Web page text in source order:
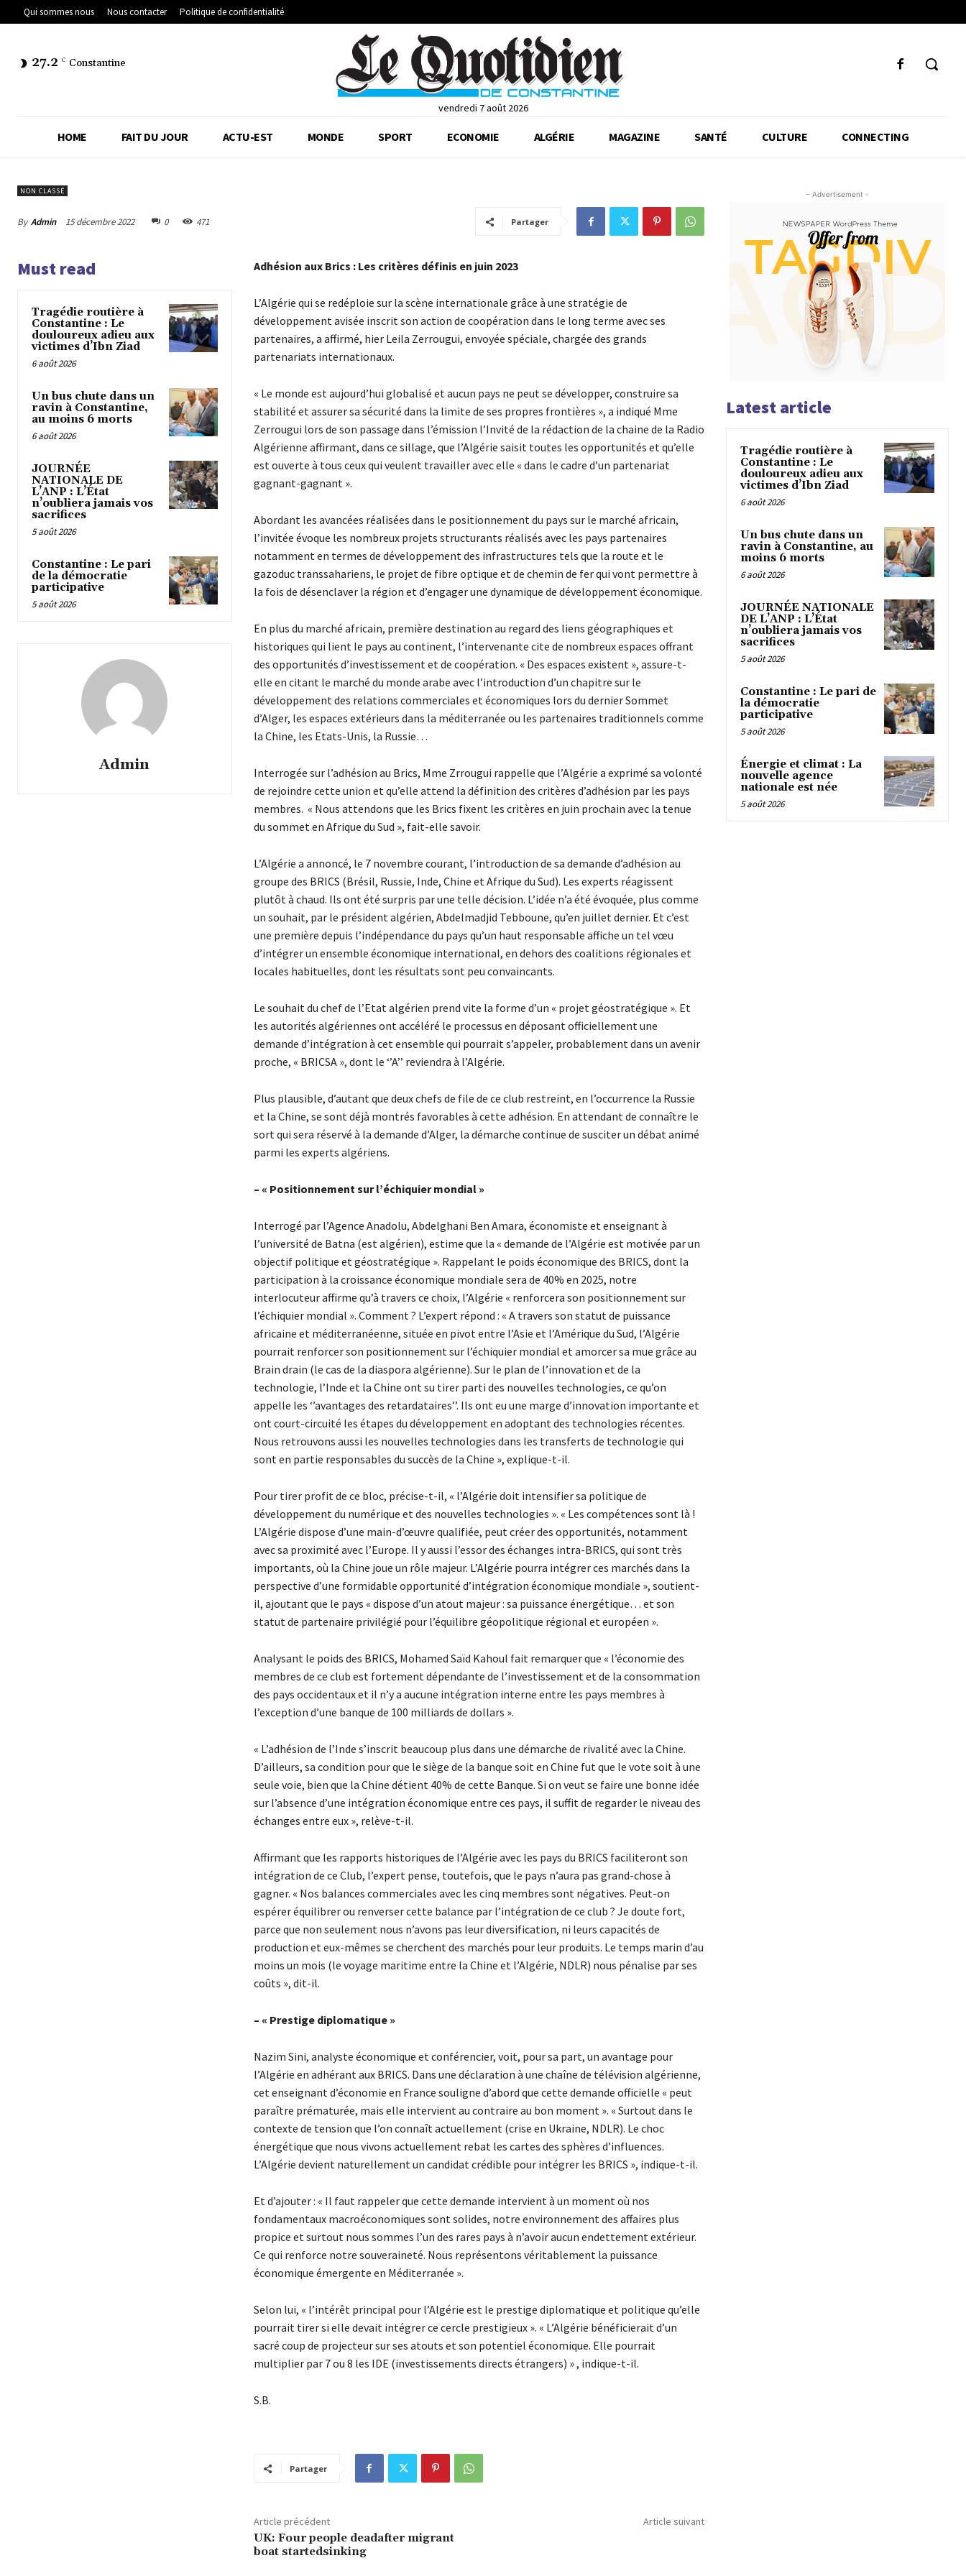
Qui sommes nous Nous contacter Politique de confidentialité
27.2 C Constantine
vendredi 7 août 2026
HOME FAIT DU JOUR ACTU-EST MONDE SPORT ECONOMIE ALGÉRIE MAGAZINE SANTÉ CULTURE CONNECTING
NON CLASSÉ
By Admin 15 décembre 2022 0 471 Partager
Must read
Tragédie routière à
Constantine : Le
douloureux adieu aux
victimes d’Ibn Ziad
6 août 2026
Un bus chute dans un
ravin à Constantine,
au moins 6 morts
6 août 2026
JOURNÉE
NATIONALE DE
L’ANP : L’État
n’oubliera jamais vos
sacrifices
5 août 2026
Constantine : Le pari
de la démocratie
participative
5 août 2026
Admin
Adhésion aux Brics : Les critères définis en juin 2023
L’Algérie qui se redéploie sur la scène internationale grâce à une stratégie de
développement avisée inscrit son action de coopération dans le long terme avec ses
partenaires, a affirmé, hier Leila Zerrougui, envoyée spéciale, chargée des grands
partenariats internationaux.
« Le monde est aujourd’hui globalisé et aucun pays ne peut se développer, construire sa
stabilité et assurer sa sécurité dans la limite de ses propres frontières », a indiqué Mme
Zerrougui lors de son passage dans l’émission l’Invité de la rédaction de la chaine de la Radio
Algérienne affirmant, dans ce sillage, que l’Algérie saisit toutes les opportunités et qu’elle
est ouverte à tous ceux qui veulent travailler avec elle « dans le cadre d’un partenariat
gagnant-gagnant ».
Abordant les avancées réalisées dans le positionnement du pays sur le marché africain,
l’invitée évoque les nombreux projets structurants réalisés avec les pays partenaires
notamment en termes de développement des infrastructures tels que la route et le
gazoduc transsahariens, le projet de fibre optique et de chemin de fer qui vont permettre à
la fois de désenclaver la région et d’engager une dynamique de développement économique.
En plus du marché africain, première destination au regard des liens géographiques et
historiques qui lient le pays au continent, l’intervenante cite de nombreux espaces offrant
des opportunités d’investissement et de coopération. « Des espaces existent », assure-t-
elle en citant le marché du monde arabe avec l’introduction d’un chapitre sur le
développement des relations commerciales et économiques lors du dernier Sommet
d’Alger, les espaces extérieurs dans la méditerranée ou les partenaires traditionnels comme
la Chine, les Etats-Unis, la Russie…
Interrogée sur l’adhésion au Brics, Mme Zrrougui rappelle que l’Algérie a exprimé sa volonté
de rejoindre cette union et qu’elle attend la définition des critères d’adhésion par les pays
membres. « Nous attendons que les Brics fixent les critères en juin prochain avec la tenue
du sommet en Afrique du Sud », fait-elle savoir.
L’Algérie a annoncé, le 7 novembre courant, l’introduction de sa demande d’adhésion au
groupe des BRICS (Brésil, Russie, Inde, Chine et Afrique du Sud). Les experts réagissent
plutôt à chaud. Ils ont été surpris par une telle décision. L’idée n’a été évoquée, plus comme
un souhait, par le président algérien, Abdelmadjid Tebboune, qu’en juillet dernier. Et c’est
une première depuis l’indépendance du pays qu’un haut responsable affiche un tel vœu
d’intégrer un ensemble économique international, en dehors des coalitions régionales et
locales habituelles, dont les résultats sont peu convaincants.
Le souhait du chef de l’Etat algérien prend vite la forme d’un « projet géostratégique ». Et
les autorités algériennes ont accéléré le processus en déposant officiellement une
demande d’intégration à cet ensemble qui pourrait s’appeler, probablement dans un avenir
proche, « BRICSA », dont le ‘’A’’ reviendra à l’Algérie.
Plus plausible, d’autant que deux chefs de file de ce club restreint, en l’occurrence la Russie
et la Chine, se sont déjà montrés favorables à cette adhésion. En attendant de connaître le
sort qui sera réservé à la demande d’Alger, la démarche continue de susciter un débat animé
parmi les experts algériens.
– « Positionnement sur l’échiquier mondial »
Interrogé par l’Agence Anadolu, Abdelghani Ben Amara, économiste et enseignant à
l’université de Batna (est algérien), estime que la « demande de l’Algérie est motivée par un
objectif politique et géostratégique ». Rappelant le poids économique des BRICS, dont la
participation à la croissance économique mondiale sera de 40% en 2025, notre
interlocuteur affirme qu’à travers ce choix, l’Algérie « renforcera son positionnement sur
l’échiquier mondial ». Comment ? L’expert répond : « A travers son statut de puissance
africaine et méditerranéenne, située en pivot entre l’Asie et l’Amérique du Sud, l’Algérie
pourrait renforcer son positionnement sur l’échiquier mondial et amorcer sa mue grâce au
Brain drain (le cas de la diaspora algérienne). Sur le plan de l’innovation et de la
technologie, l’Inde et la Chine ont su tirer parti des nouvelles technologies, ce qu’on
appelle les ‘’avantages des retardataires’’. Ils ont eu une marge d’innovation importante et
ont court-circuité les étapes du développement en adoptant des technologies récentes.
Nous retrouvons aussi les nouvelles technologies dans les transferts de technologie qui
sont en partie responsables du succès de la Chine », explique-t-il.
Pour tirer profit de ce bloc, précise-t-il, « l’Algérie doit intensifier sa politique de
développement du numérique et des nouvelles technologies ». « Les compétences sont là !
L’Algérie dispose d’une main-d’œuvre qualifiée, peut créer des opportunités, notamment
avec sa proximité avec l’Europe. Il y aussi l’essor des échanges intra-BRICS, qui sont très
importants, où la Chine joue un rôle majeur. L’Algérie pourra intégrer ces marchés dans la
perspective d’une formidable opportunité d’intégration économique mondiale », soutient-
il, ajoutant que le pays « dispose d’un atout majeur : sa puissance énergétique… et son
statut de partenaire privilégié pour l’équilibre géopolitique régional et européen ».
Analysant le poids des BRICS, Mohamed Saïd Kahoul fait remarquer que « l’économie des
membres de ce club est fortement dépendante de l’investissement et de la consommation
des pays occidentaux et il n’y a aucune intégration interne entre les pays membres à
l’exception d’une banque de 100 milliards de dollars ».
« L’adhésion de l’Inde s’inscrit beaucoup plus dans une démarche de rivalité avec la Chine.
D’ailleurs, sa condition pour que le siège de la banque soit en Chine fut que le vote soit à une
seule voie, bien que la Chine détient 40% de cette Banque. Si on veut se faire une bonne idée
sur l’absence d’une intégration économique entre ces pays, il suffit de regarder le niveau des
échanges entre eux », relève-t-il.
Affirmant que les rapports historiques de l’Algérie avec les pays du BRICS faciliteront son
intégration de ce Club, l’expert pense, toutefois, que le pays n’aura pas grand-chose à
gagner. « Nos balances commerciales avec les cinq membres sont négatives. Peut-on
espérer équilibrer ou renverser cette balance par l’intégration de ce club ? Je doute fort,
parce que non seulement nous n’avons pas leur diversification, ni leurs capacités de
production et eux-mêmes se cherchent des marchés pour leur produits. Le temps marin d’au
moins un mois (le voyage maritime entre la Chine et l’Algérie, NDLR) nous pénalise par ses
coûts », dit-il.
– « Prestige diplomatique »
Nazim Sini, analyste économique et conférencier, voit, pour sa part, un avantage pour
l’Algérie en adhérant aux BRICS. Dans une déclaration à une chaîne de télévision algérienne,
cet enseignant d’économie en France souligne d’abord que cette demande officielle « peut
paraître prématurée, mais elle intervient au contraire au bon moment ». « Surtout dans le
contexte de tension que l’on connaît actuellement (crise en Ukraine, NDLR). Le choc
énergétique que nous vivons actuellement rebat les cartes des sphères d’influences.
L’Algérie devient naturellement un candidat crédible pour intégrer les BRICS », indique-t-il.
Et d’ajouter : « Il faut rappeler que cette demande intervient à un moment où nos
fondamentaux macroéconomiques sont solides, notre environnement des affaires plus
propice et surtout nous sommes l’un des rares pays à n’avoir aucun endettement extérieur.
Ce qui renforce notre souveraineté. Nous représentons véritablement la puissance
économique émergente en Méditerranée ».
Selon lui, « l’intérêt principal pour l’Algérie est le prestige diplomatique et politique qu’elle
pourrait tirer si elle devait intégrer ce cercle prestigieux ». « L’Algérie bénéficierait d’un
sacré coup de projecteur sur ses atouts et son potentiel économique. Elle pourrait
multiplier par 7 ou 8 les IDE (investissements directs étrangers) » , indique-t-il.
S.B.
Partager
Article précédent
UK: Four people deadafter migrant
boat startedsinking
Article suivant
- Advertisement -
Latest article
Tragédie routière à
Constantine : Le
douloureux adieu aux
victimes d’Ibn Ziad
6 août 2026
Un bus chute dans un
ravin à Constantine, au
moins 6 morts
6 août 2026
JOURNÉE NATIONALE
DE L’ANP : L’État
n’oubliera jamais vos
sacrifices
5 août 2026
Constantine : Le pari de
la démocratie
participative
5 août 2026
Énergie et climat : La
nouvelle agence
nationale est née
5 août 2026